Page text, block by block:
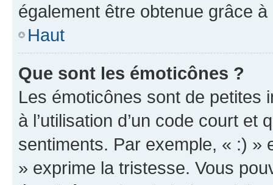
également être obtenue grâce à
Haut
Que sont les émoticônes ?
Les émoticônes sont de petites
à l’utilisation d’un code court et
sentiments. Par exemple, « :) »
» exprime la tristesse. Vous